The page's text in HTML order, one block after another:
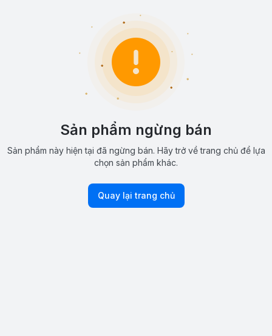
Sản phẩm ngừng bán
Sản phẩm này hiện tại đã ngừng bán. Hãy trở về trang chủ để lựa
chọn sản phẩm khác.
Quay lại trang chủ